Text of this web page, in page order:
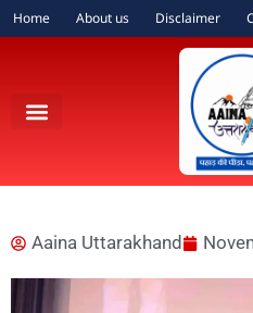
Home About us Disclaimer
Aaina Uttarakhand